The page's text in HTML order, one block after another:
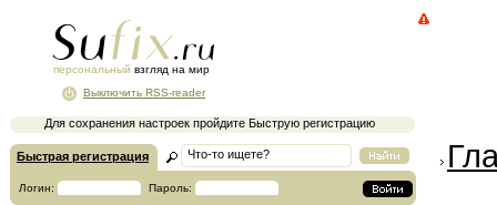
персональный взгляд на мир
Для сохранения настроек пройдите Быструю регистрацию
Выключить RSS-reader
Быстрая регистрация
Логин: Пароль: